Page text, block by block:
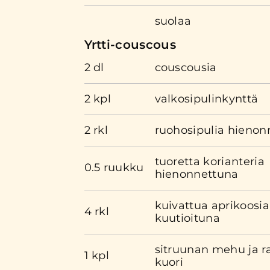
suolaa
Yrtti-couscous
2 dl couscousia
2 kpl valkosipulinkynttä
2 rkl ruohosipulia
0.5 ruukku
tuoretta korianteria
hienonnettuna
4 rkl
kuivattua aprikoosia
kuutioituna
1 kpl
sitruunan mehu ja
kuori